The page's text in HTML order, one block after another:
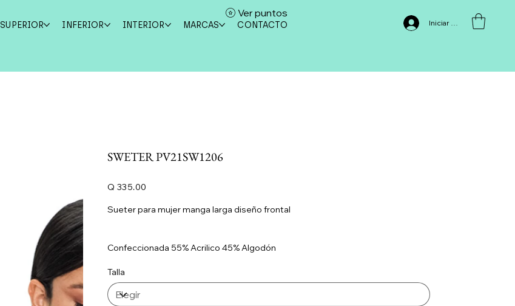
SUPERIOR INFERIOR INTERIOR MARCAS CONTACTO Iniciar sesión
Ver puntos
SWETER PV21SW1206
Q 335.00
Sueter para mujer manga larga diseño frontal
Confeccionada 55% Acrilico 45% Algodón
Talla